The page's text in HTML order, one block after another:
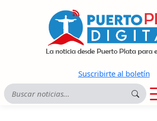
Suscribirte al boletín